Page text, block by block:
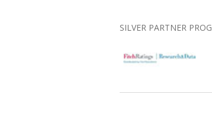
SILVER PARTNER